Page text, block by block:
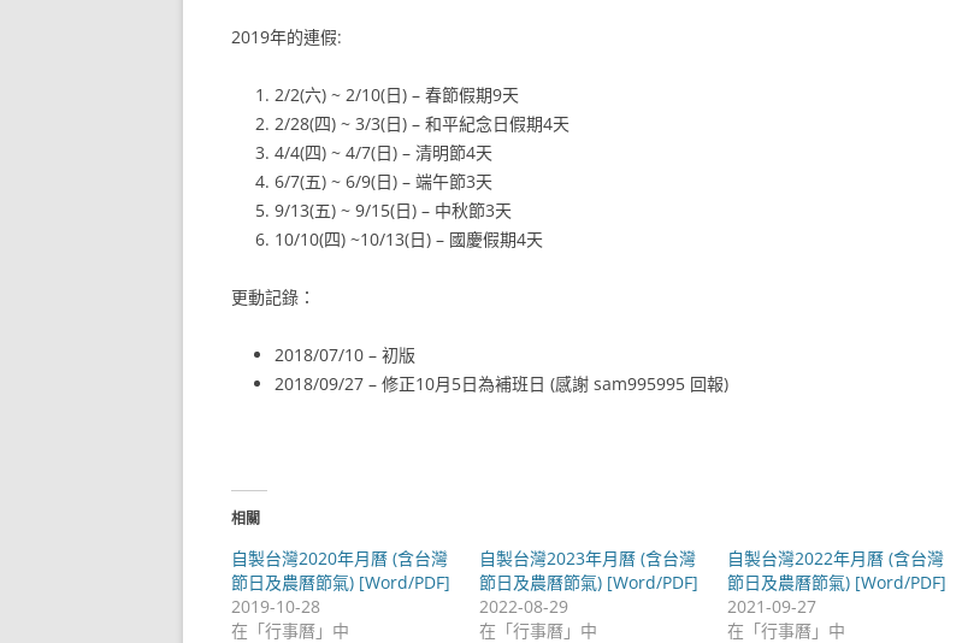
2019年的連假:
2/2(六) ~ 2/10(日) – 春節假期9天
2/28(四) ~ 3/3(日) – 和平紀念日假期4天
4/4(四) ~ 4/7(日) – 清明節4天
6/7(五) ~ 6/9(日) – 端午節3天
9/13(五) ~ 9/15(日) – 中秋節3天
10/10(四) ~10/13(日) – 國慶假期4天
更動記錄：
2018/07/10 – 初版
2018/09/27 – 修正10月5日為補班日 (感謝 sam995995 回報)
相關
自製台灣2020年月曆 (含台灣
節日及農曆節氣) [Word/PDF]
2019-10-28
在「行事曆」中
自製台灣2023年月曆 (含台灣
節日及農曆節氣) [Word/PDF]
2022-08-29
在「行事曆」中
自製台灣2022年月曆 (含台灣
節日及農曆節氣) [Word/PDF]
2021-09-27
在「行事曆」中